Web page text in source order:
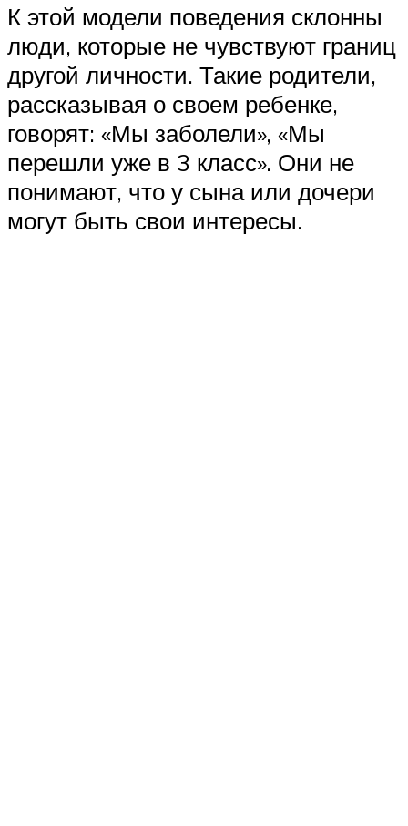
К этой модели поведения склонны
люди, которые не чувствуют границ
другой личности. Такие родители,
рассказывая о своем ребенке,
говорят: «Мы заболели», «Мы
перешли уже в 3 класс». Они не
понимают, что у сына или дочери
могут быть свои интересы.